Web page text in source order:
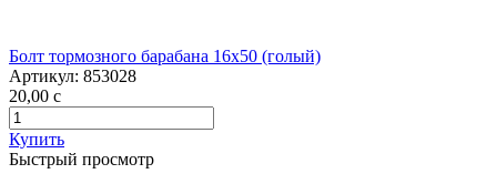
Болт тормозного барабана 16х50 (голый)
Артикул: 853028
20,00 c
Купить
Быстрый просмотр